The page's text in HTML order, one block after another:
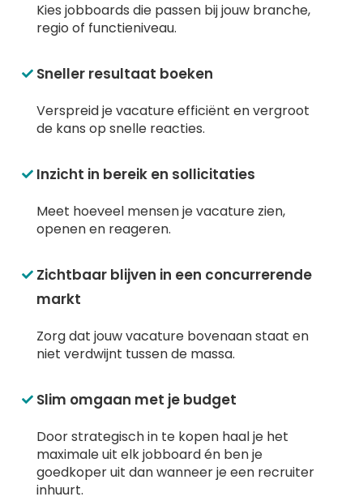
Kies jobboards die passen bij jouw branche,
regio of functieniveau.
Sneller resultaat boeken
Verspreid je vacature efficiënt en vergroot
de kans op snelle reacties.
Inzicht in bereik en sollicitaties
Meet hoeveel mensen je vacature zien,
openen en reageren.
Zichtbaar blijven in een concurrerende
markt
Zorg dat jouw vacature bovenaan staat en
niet verdwijnt tussen de massa.
Slim omgaan met je budget
Door strategisch in te kopen haal je het
maximale uit elkjobboardén ben je
goedkoper uit dan wanneer je een recruiter
inhuurt.